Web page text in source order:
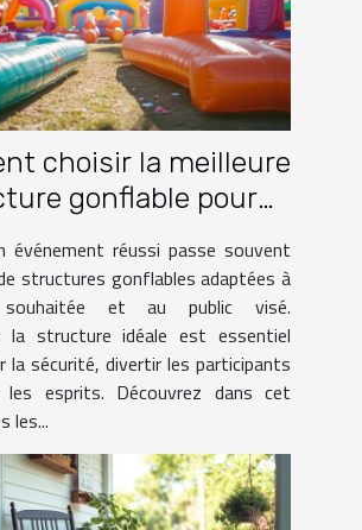
choisir la meilleure
gonflable pour
événement ?
événement réussi passe souvent
structures gonflables adaptées à
souhaitée et au public visé.
la structure idéale est essentiel
la sécurité, divertir les participants
esprits. Découvrez dans cet
les...